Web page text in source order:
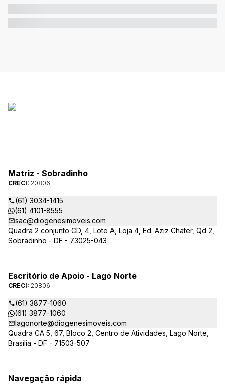
Matriz - Sobradinho
CRECI: 20806
(61) 3034-1415
(61) 4101-8555
sac@diogenesimoveis.com
Quadra 2 conjunto CD, 4, Lote A, Loja 4, Ed. Aziz Chater, Qd 2,
Sobradinho - DF - 73025-043
Escritório de Apoio - Lago Norte
CRECI: 20806
(61) 3877-1060
(61) 3877-1060
lagonorte@diogenesimoveis.com
Quadra CA 5, 67, Bloco 2, Centro de Atividades, Lago Norte,
Brasília - DF - 71503-507
Navegação rápida